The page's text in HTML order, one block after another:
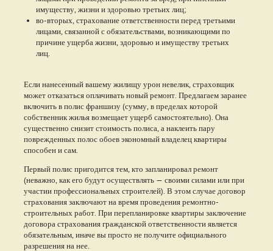
имуществу, жизни и здоровью третьих лиц;
во-вторых, страхование ответственности перед третьими
лицами, связанной с обязательствами, возникающими по
причине ущерба жизни, здоровью и имуществу третьих
лиц.
Если нанесенный вашему жилищу урон невелик, страховщик
может отказаться оплачивать новый ремонт. Предлагаем заранее
включить в полис франшизу (сумму, в пределах которой
собственник жилья возмещает ущерб самостоятельно). Она
существенно снизит стоимость полиса, а наклеить пару
поврежденных полос обоев экономный владелец квартиры
способен и сам.
Первый полис пригодится тем, кто запланировал ремонт
(неважно, как его будут осуществлять — своими силами или при
участии профессиональных строителей). В этом случае договор
страхования заключают на время проведения ремонтно-
строительных работ. При перепланировке квартиры заключение
договора страхования гражданской ответственности является
обязательным, иначе вы просто не получите официального
разрешения на нее.